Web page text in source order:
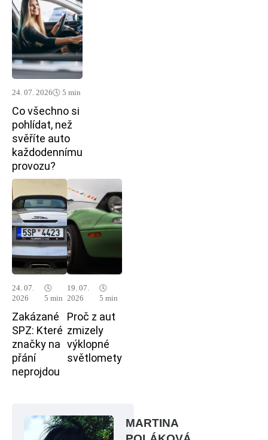
24. 07. 2026🕓 5 min
Co všechno si
pohlídat, než
svěříte auto
každodennímu
provozu?
24. 07.
2026
🕓
5 min
Zakázané
SPZ: Které
značky na
přání
neprojdou
19. 07.
2026
🕓
5 min
Proč z aut
zmizely
výklopné
světlomety
MARTINA